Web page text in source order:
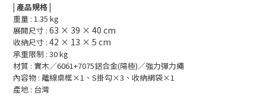
| 產品規格 |
重量 : 1.35 kg
展開尺寸 : 63 × 39 × 40 cm
收納尺寸 : 42 × 13 × 5 cm
承重限制 : 30 kg
材質 : 實木／6061+7075鋁合金(陽極)／強力彈力繩
內容物 : 離線桌框×1 、S掛勾×3 、收納網袋×1
產地 : 台灣